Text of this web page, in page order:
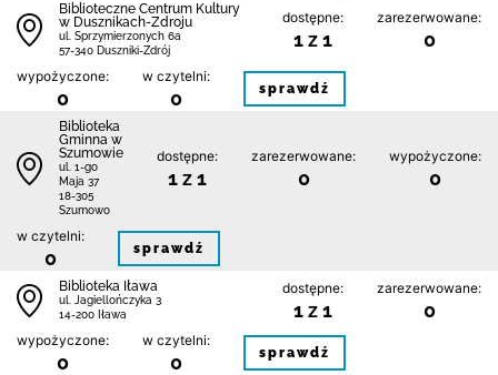
Biblioteczne Centrum Kultury
w Dusznikach-Zdroju
ul. Sprzymierzonych 6a
57-340 Duszniki-Zdrój
dostępne:
1 z 1
zarezerwowane:
0
wypożyczone:
0
w czytelni:
0 sprawdź
Biblioteka
Gminna w
Szumowie
ul. 1-go
Maja 37
18-305
Szumowo
dostępne:
1 z 1
zarezerwowane:
0
wypożyczone:
0
w czytelni:
0 sprawdź
Biblioteka Iława
ul. Jagiellończyka 3
14-200 Iława
dostępne:
1 z 1
zarezerwowane:
0
wypożyczone:
0
w czytelni:
0 sprawdź